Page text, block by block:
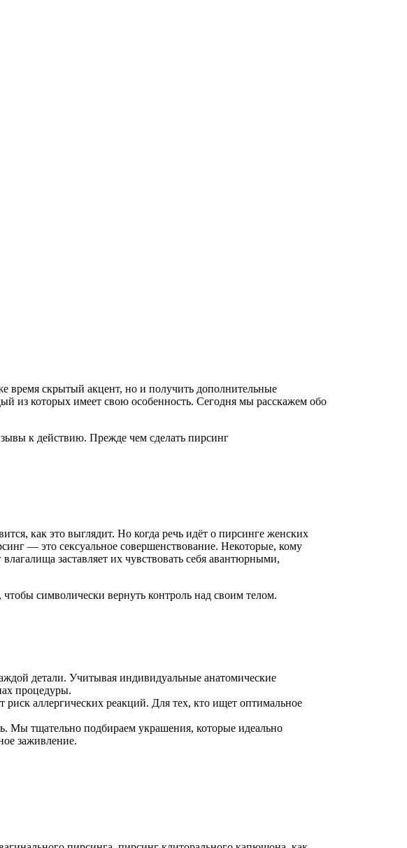
время скрытый акцент, но и получить дополнительные
из которых имеет свою особенность. Сегодня мы расскажем обо
к действию. Прежде чем сделать пирсинг
как это выглядит. Но когда речь идёт о пирсинге женских
— это сексуальное совершенствование. Некоторые, кому
заставляет их чувствовать себя авантюрными,
символически вернуть контроль над своим телом.
детали. Учитывая индивидуальные анатомические
процедуры.
аллергических реакций. Для тех, кто ищет оптимальное
Мы тщательно подбираем украшения, которые идеально
заживление.